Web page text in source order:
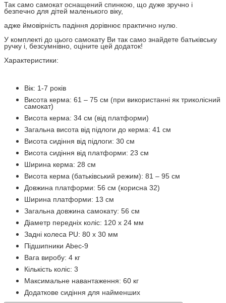
Так само самокат оснащений спинкою, що дуже зручно і
безпечно для дітей маленького віку,
адже ймовірність падіння дорівнює практично нулю.
У комплекті до цього самокату Ви так само знайдете батьківську
ручку і, безсумнівно, оціните цей додаток!
Характеристики:
Вік: 1-7 років
Висота керма: 61 – 75 см (при використанні як триколісний
самокат)
Висота керма: 34 см (від платформи)
Загальна висота від підлоги до керма: 41 см
Висота сидіння від підлоги: 30 см
Висота сидіння від платформи: 23 см
Ширина керма: 28 см
Висота керма (батьківський режим): 81 – 95 см
Довжина платформи: 56 см (корисна 32)
Ширина платформи: 13 см
Загальна довжина самокату: 56 см
Діаметр передніх коліс: 120 х 24 мм
Задні колеса PU: 80 х 30 мм
Підшипники Abec-9
Вага виробу: 4 кг
Кількість коліс: 3
Максимальне навантаження: 60 кг
Додаткове сидіння для найменших